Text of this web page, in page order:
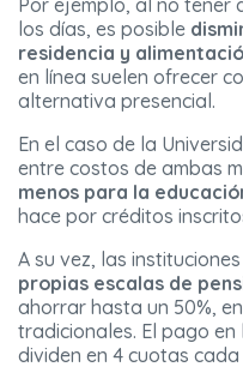
Por ejemplo, al no tener
los días, es posible
residencia y
en línea suelen ofrecer
alternativa presencial.
En el caso de la
entre costos de ambas
menos para la
hace por créditos
A su vez, las
propias escalas de
ahorrar hasta un 50%,
tradicionales. El pago
dividen en 4 cuotas